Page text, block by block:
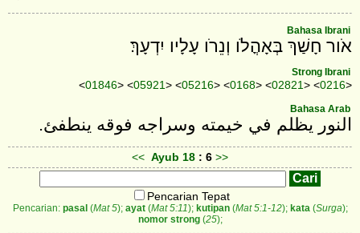
Bahasa Ibrani
אֹור חָשַׁךְ בְּאָהֳלֹו וְנֵרֹו עָלָיו יִדְעָךְ׃
Strong Ibrani
<01846> <05921> <05216> <0168> <02821> <0216>
Bahasa Arab
النور يظلم في خيمته وسراجه فوقه ينطفئ.
<< Ayub 18 : 6 >>
Pencarian Tepat
Pencarian: pasal(Mat 5); ayat(Mat 5:11); kutipan(Mat 5:1-12); kata (Surga);
nomor strong(25);